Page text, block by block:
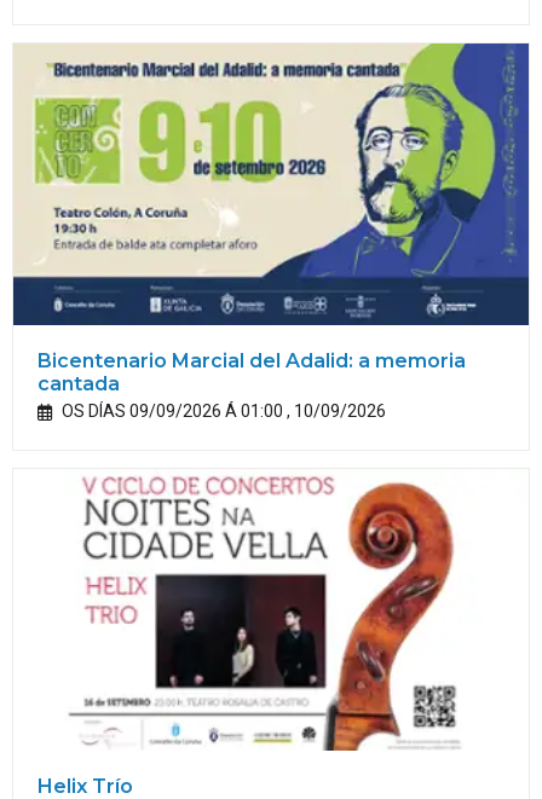
Bicentenario Marcial del Adalid: a memoria
cantada
OS DÍAS 09/09/2026 Á 01:00 , 10/09/2026
Helix Trío